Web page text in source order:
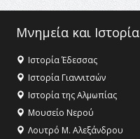
Μνημεία και Ιστορία
Ιστορία Έδεσσας
Ιστορία Γιαννιτσών
Ιστορία της Αλμωπίας
Μουσείο Νερού
Λουτρό Μ. Αλεξάνδρου